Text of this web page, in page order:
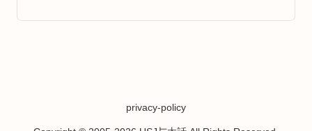
privacy-policy